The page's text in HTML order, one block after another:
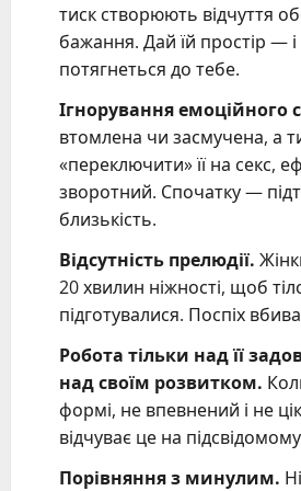
тиск створюють відчуття
бажання. Дай їй простір —
потягнеться до тебе.
Ігнорування емоційного
втомлена чи засмучена, а
«переключити» її на секс,
зворотний. Спочатку —
близькість.
Відсутність прелюдії.
20 хвилин ніжності, щоб
підготувалися. Поспіх
Робота тільки над її
над своїм розвитком.
формі, не впевнений і не
відчуває це на підсвідомому
Порівняння з минулим.